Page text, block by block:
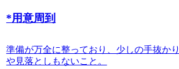
*用意周到
準備が万全に整っており、少しの手抜かり
や見落としもないこと。